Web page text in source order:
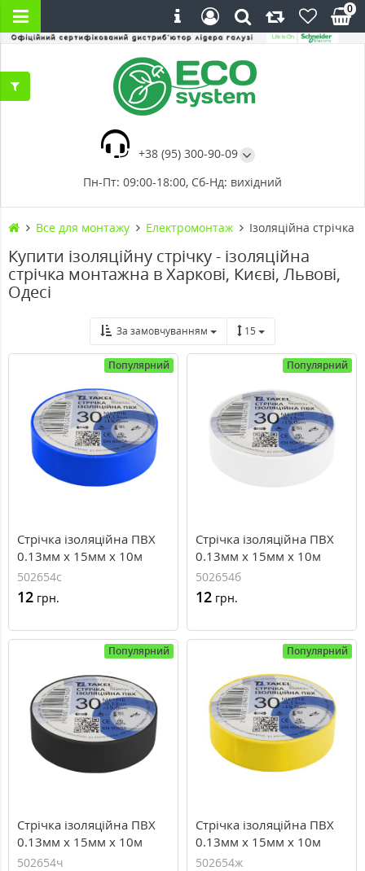
+38 (95) 300-90-09
Пн-Пт: 09:00-18:00, Сб-Нд: вихідний
0
Все для монтажу Електромонтаж Ізоляційна стрічка
Купити ізоляційну стрічку - ізоляційна
стрічка монтажна в Харкові, Києві, Львові,
Одесі
За замовчуванням 15
Популярний
Стрічка ізоляційна ПВХ
0.13мм х 15мм х 10м
502654с
12 грн.
Популярний
Стрічка ізоляційна ПВХ
0.13мм х 15мм х 10м
502654б
12 грн.
Популярний
Стрічка ізоляційна ПВХ
0.13мм х 15мм х 10м
502654ч
Популярний
Стрічка ізоляційна ПВХ
0.13мм х 15мм х 10м
502654ж